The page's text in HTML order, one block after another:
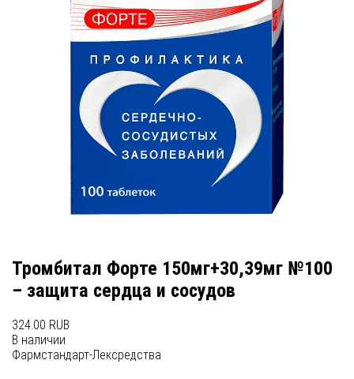
Тромбитал Форте 150мг+30,39мг №100
– защита сердца и сосудов
324.00 RUB
В наличии
Фармстандарт-Лексредства